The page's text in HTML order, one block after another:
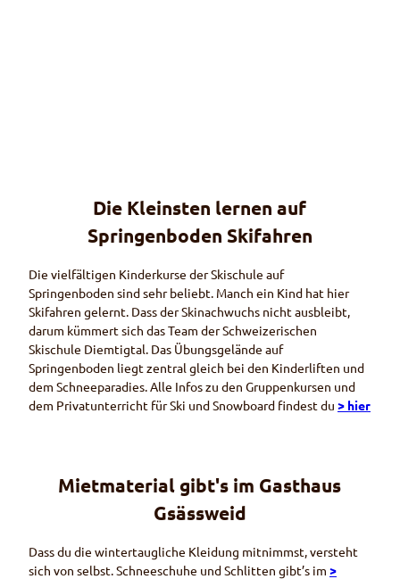
Unterkünfte
Rund ums Wintersportgebiet Springenboden
Die Kleinsten lernen auf
Springenboden Skifahren
Die vielfältigen Kinderkurse der Skischule auf
Springenboden sind sehr beliebt. Manch ein Kind hat hier
Skifahren gelernt. Dass der Skinachwuchs nicht ausbleibt,
darum kümmert sich dasTeam der Schweizerischen
Skischule Diemtigtal. Das Übungsgelände auf
Springenboden liegt zentral gleich bei den Kinderliften und
dem Schneeparadies. Alle Infos zu den Gruppenkursen und
dem Privatunterricht für Ski undSnowboard findest du > hier
Mietmaterial gibt's im Gasthaus
Gsässweid
Dass du die wintertaugliche Kleidung mitnimmst, versteht
sich von selbst. Schneeschuhe und Schlitten gibt’s im >